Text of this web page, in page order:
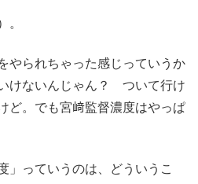
。
やられちゃった感じっていうか
けないんじゃん？ ついて行け
ど。でも宮﨑監督濃度はやっぱ
」っていうのは、どういうこ